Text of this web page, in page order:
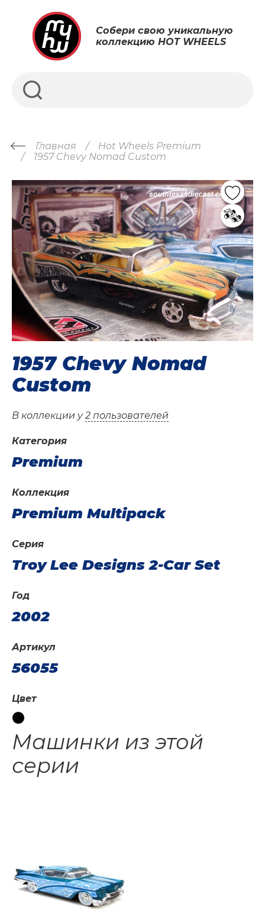
Собери свою уникальную
коллекцию HOT WHEELS
Главная
Hot Wheels Premium
1957 Chevy Nomad Custom
1957 Chevy Nomad
Custom
В коллекции у2 пользователей
Категория
Premium
Год
2002
Коллекция
Premium Multipack
Артикул
56055
Серия
Troy Lee Designs 2-Car Set
Цвет
Машинки из этой
серии